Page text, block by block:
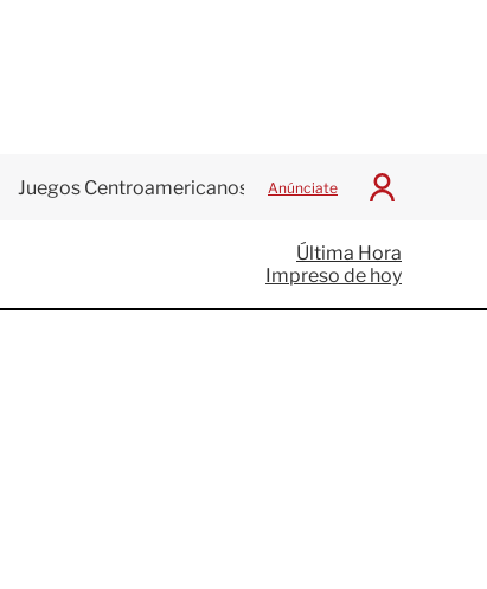
Juegos Centroamericanos Anúnciate
I
c
i
a
Última Hora
Impreso de hoy